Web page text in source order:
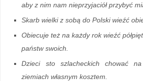
aby z nim nam nieprzyjaciół przybyć
Skarb wielki z sobą do Polski wieźć
Obiecuje też na każdy rok wieźć
państw swoich.
Dzieci sto szlacheckich chować
ziemiach własnym kosztem.